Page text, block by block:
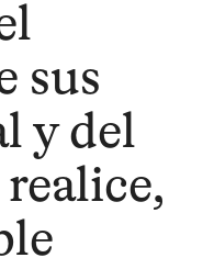
sus
y del